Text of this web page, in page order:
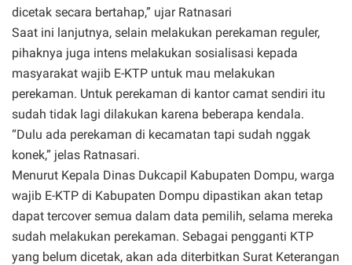
dicetak secara bertahap,” ujar Ratnasari
Saat ini lanjutnya, selain melakukan perekaman reguler,
pihaknya juga intens melakukan sosialisasi kepada
masyarakat wajib E-KTP untuk mau melakukan
perekaman. Untuk perekaman di kantor camat sendiri itu
sudah tidak lagi dilakukan karena beberapa kendala.
“Dulu ada perekaman di kecamatan tapi sudah nggak
konek,” jelas Ratnasari.
Menurut Kepala Dinas Dukcapil Kabupaten Dompu, warga
wajib E-KTP di Kabupaten Dompu dipastikan akan tetap
dapat tercover semua dalam data pemilih, selama mereka
sudah melakukan perekaman. Sebagai pengganti KTP
yang belum dicetak, akan ada diterbitkan Surat Keterangan